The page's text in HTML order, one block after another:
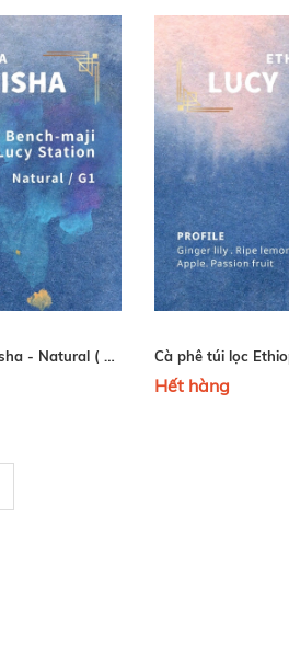
Cà Phê Ethiopia Lucy Geisha - Natural ( HẾT HÀNG - SOLD OUT )
Hết hàng